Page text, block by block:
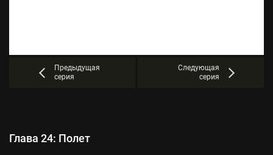
Предыдущая
серия
Следующая
серия
Глава 24: Полет